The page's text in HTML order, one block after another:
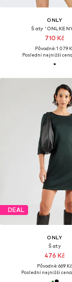
ONLY
Šaty
710 Kč
Původně: 1 079
Poslední nejnižší
DEAL
ONLY
Šaty
476 Kč
Původně: 669 Kč
Poslední nejnižší cena: